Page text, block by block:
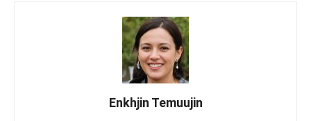
Enkhjin Temuujin